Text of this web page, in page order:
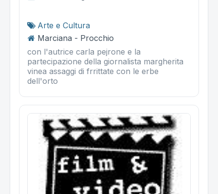
Arte e Cultura
Marciana - Procchio
con l'autrice carla pejrone e la
partecipazione della giornalista margherita
vinea assaggi di frrittate con le erbe
dell'orto